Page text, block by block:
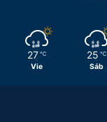
27 ℃
Vie
25 ℃
Sáb